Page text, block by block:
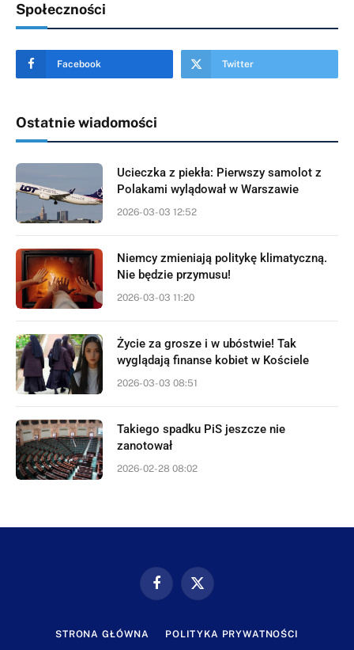
Społeczności
Facebook Twitter
Ostatnie wiadomości
Ucieczka z piekła: Pierwszy samolot z
Polakami wylądował w Warszawie
2026-03-03 12:52
Niemcy zmieniają politykę klimatyczną.
Nie będzie przymusu!
2026-03-03 11:20
Życie za grosze i w ubóstwie! Tak
wyglądają finanse kobiet w Kościele
2026-03-03 08:51
Takiego spadku PiS jeszcze nie
zanotował
2026-02-28 08:02
FacebookX
STRONA GŁÓWNA POLITYKA PRYWATNOŚCI